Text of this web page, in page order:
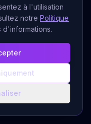
à l'utilisation
notre Politique
d'informations.